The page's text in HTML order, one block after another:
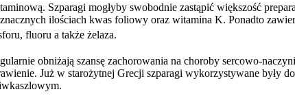
Szparagi mogłyby swobodnie zastąpić większość
ilościach kwas foliowy oraz witamina K. Ponadto
fluoru a także żelaza.
obniżają szansę zachorowania na choroby sercowo-
Już w starożytnej Grecji szparagi wykorzystywane były